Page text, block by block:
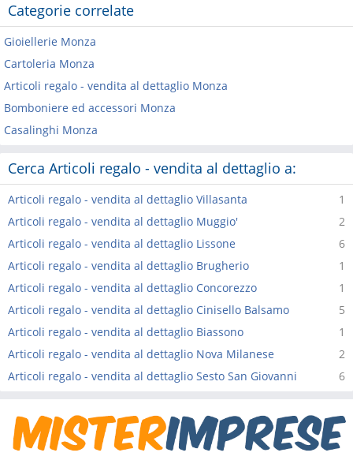
Categorie correlate
Gioiellerie Monza
Cartoleria Monza
Articoli regalo - vendita al dettaglio Monza
Bomboniere ed accessori Monza
Casalinghi Monza
Cerca Articoli regalo - vendita al dettaglio a:
1
Articoli regalo - vendita al dettaglio Villasanta
2
Articoli regalo - vendita al dettaglio Muggio'
6
Articoli regalo - vendita al dettaglio Lissone
1
Articoli regalo - vendita al dettaglio Brugherio
1
Articoli regalo - vendita al dettaglio Concorezzo
5
Articoli regalo - vendita al dettaglio Cinisello Balsamo
1
Articoli regalo - vendita al dettaglio Biassono
2
Articoli regalo - vendita al dettaglio Nova Milanese
6
Articoli regalo - vendita al dettaglio Sesto San Giovanni